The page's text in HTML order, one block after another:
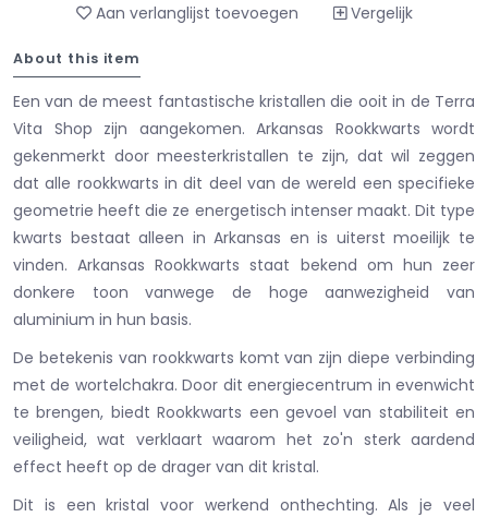
Aan verlanglijst toevoegen Vergelijk
About this item
Een van de meest fantastische kristallen die ooit in de Terra
Vita Shop zijn aangekomen. Arkansas Rookkwarts wordt
gekenmerkt door meesterkristallen te zijn, dat wil zeggen
dat alle rookkwarts in dit deel van de wereld een specifieke
geometrie heeft die ze energetisch intenser maakt. Dit type
kwarts bestaat alleen in Arkansas en is uiterst moeilijk te
vinden. Arkansas Rookkwarts staat bekend om hun zeer
donkere toon vanwege de hoge aanwezigheid van
aluminium in hun basis.
De betekenis van rookkwarts komt van zijn diepe verbinding
met de wortelchakra. Door dit energiecentrum in evenwicht
te brengen, biedt Rookkwarts een gevoel van stabiliteit en
veiligheid, wat verklaart waarom het zo'n sterk aardend
effect heeft op de drager van dit kristal.
Dit is een kristal voor werkend onthechting. Als je veel